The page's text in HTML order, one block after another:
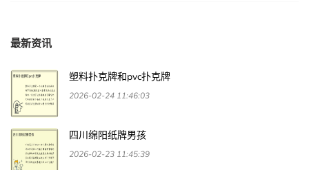
最新资讯
塑料扑克牌和pvc扑克牌
2026-02-24 11:46:03
四川绵阳纸牌男孩
2026-02-23 11:45:39